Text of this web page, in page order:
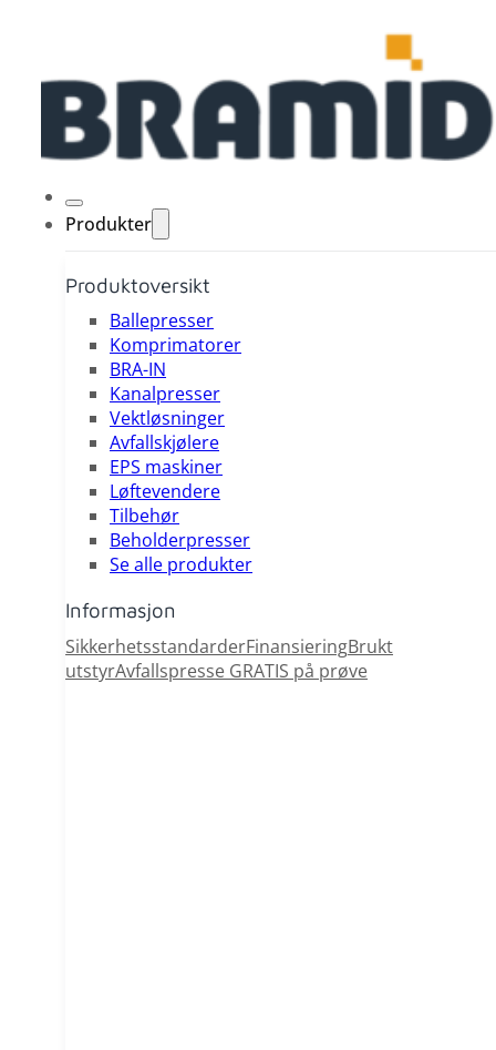
Produkter
Produktoversikt
Ballepresser
Komprimatorer
BRA-IN
Kanalpresser
Vektløsninger
Avfallskjølere
EPS maskiner
Løftevendere
Tilbehør
Beholderpresser
Se alle produkter
Informasjon
SikkerhetsstandarderFinansieringBrukt
utstyrAvfallspresse GRATIS på prøve